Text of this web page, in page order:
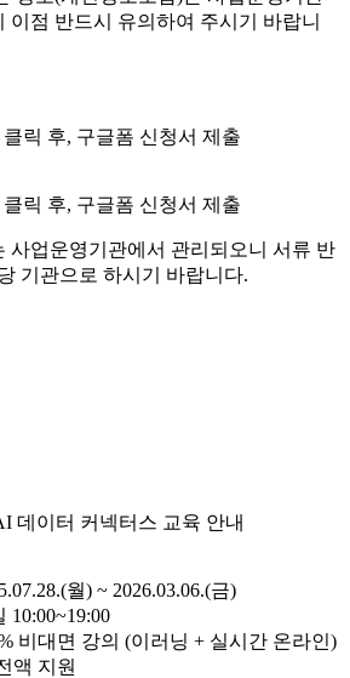
이점 반드시 유의하여 주시기 바랍니
클릭 후, 구글폼 신청서 제출
클릭 후, 구글폼 신청서 제출
사업운영기관에서 관리되오니 서류 반
기관으로 하시기 바랍니다.
데이터 커넥터스 교육 안내
월) ~ 2026.03.06.(금)
10:00~19:00
비대면 강의 (이러닝 + 실시간 온라인)
액 지원